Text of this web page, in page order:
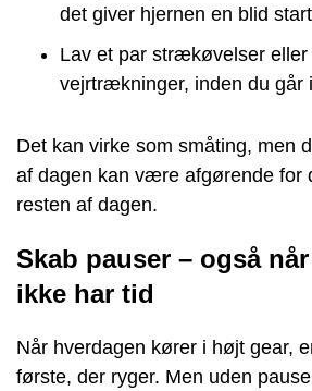
det giver hjernen en blid
Lav et par strækøvelser eller
vejrtrækninger, inden du går
Det kan virke som småting, men
af dagen kan være afgørende for
resten af dagen.
Skab pauser – også
ikke har tid
Når hverdagen kører i højt gear,
første, der ryger. Men uden